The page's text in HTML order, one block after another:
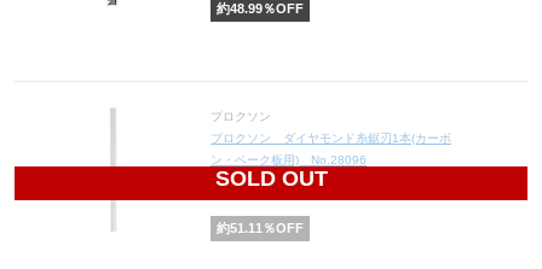
約48.99％OFF
SOLD OUT
プロクソン
プロクソン ダイヤモンド糸鋸刃1本(カーボ
ン・ベーク板用) No.28096
1,320
約51.11 ％OFF